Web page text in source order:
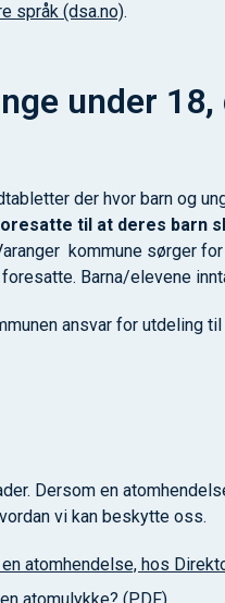
språk (dsa.no).
under 18,
der hvor barn og
til at deres barn
kommune sørger
Barna/elevene
ansvar for utdeling
Dersom en
vi kan beskytte oss.
atomhendelse, hos